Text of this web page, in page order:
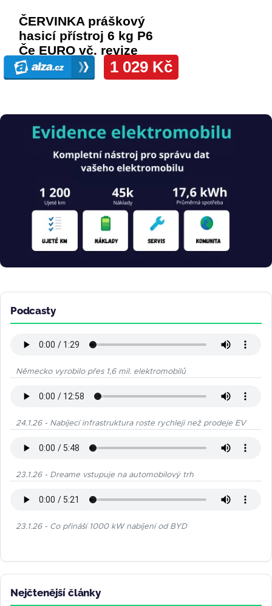
Obrázek
Podcasty
Německo vyrobilo přes 1,6 mil. elektromobilů
24.1.26 - Nabíjecí infrastruktura roste rychleji než prodeje EV
23.1.26 - Dreame vstupuje na automobilový trh
23.1.26 - Co přináší 1000 kW nabíjení od BYD
Nejčtenější články